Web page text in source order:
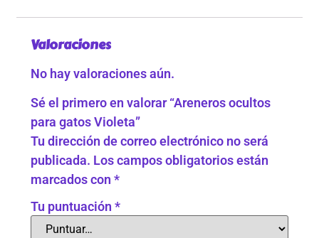
Valoraciones
No hay valoraciones aún.
Sé el primero en valorar “Areneros ocultos
para gatos Violeta”
Tu dirección de correo electrónico no será
publicada. Los campos obligatorios están
marcados con*
Tu puntuación*